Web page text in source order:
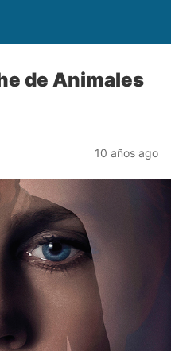
de Animales
10 años ago